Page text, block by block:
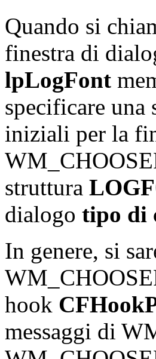
Quando si
finestra di
lpLogFont
specificare una
iniziali per la
struttura
dialogo tipo di
In genere, si
hook
messaggi di